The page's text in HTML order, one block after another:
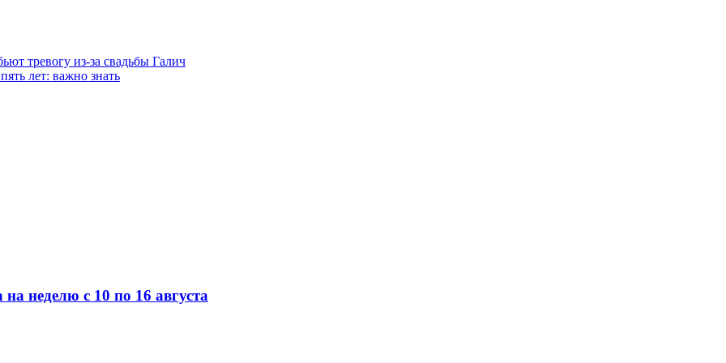
тревогу из-за свадьбы Галич
лет: важно знать
неделю с 10 по 16 августа